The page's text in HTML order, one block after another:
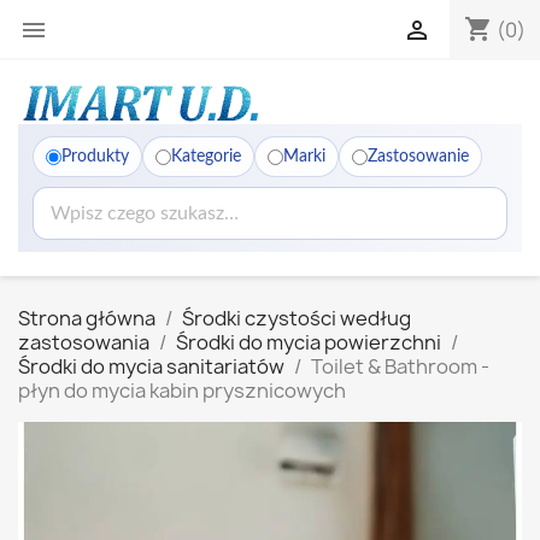
 shopping_cart (0)

Produkty Kategorie Marki Zastosowanie
Strona główna
Środki czystości według
zastosowania
Środki do mycia powierzchni
Środki do mycia sanitariatów
Toilet & Bathroom -
płyn do mycia kabin prysznicowych